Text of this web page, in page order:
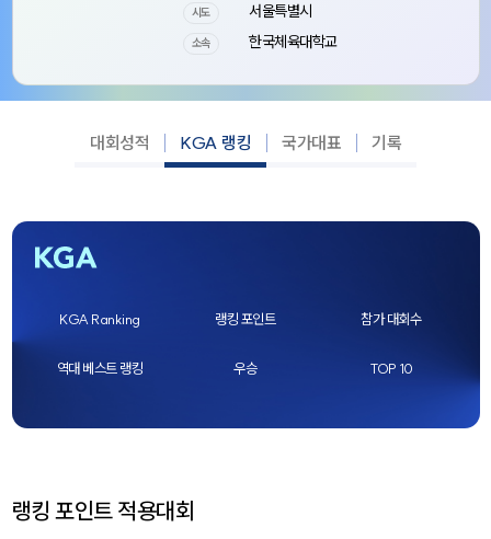
시도 서울특별시
소속 한국체육대학교
대회성적 KGA 랭킹 국가대표 기록
KGA Ranking 랭킹 포인트 참가 대회수
역대 베스트 랭킹 우승 TOP 10
랭킹 포인트 적용대회